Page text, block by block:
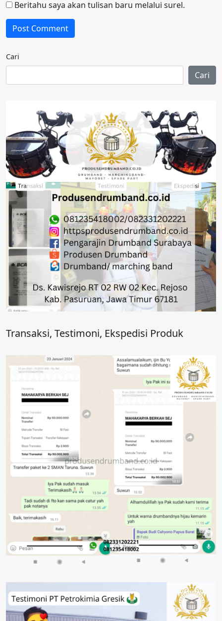
Beritahu saya akan tulisan baru melalui surel.
Cari
Cari
Transaksi, Testimoni, Ekspedisi Produk